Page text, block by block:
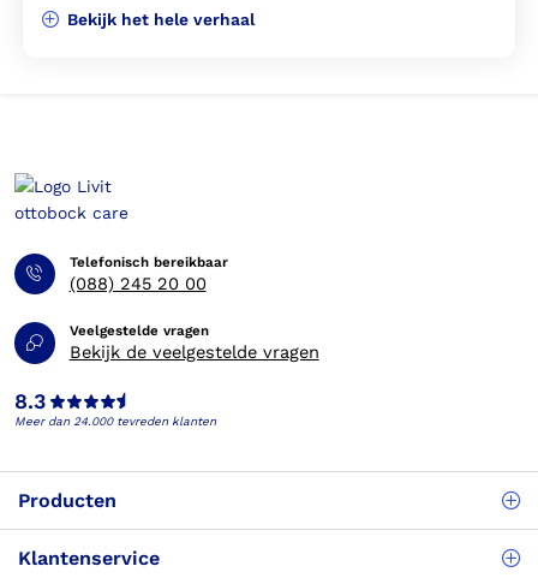
Bekijk het hele verhaal
Telefonisch bereikbaar
(088) 245 20 00
Veelgestelde vragen
Bekijk de veelgestelde vragen
8.3
Meer dan 24.000 tevreden klanten
Producten
Klantenservice